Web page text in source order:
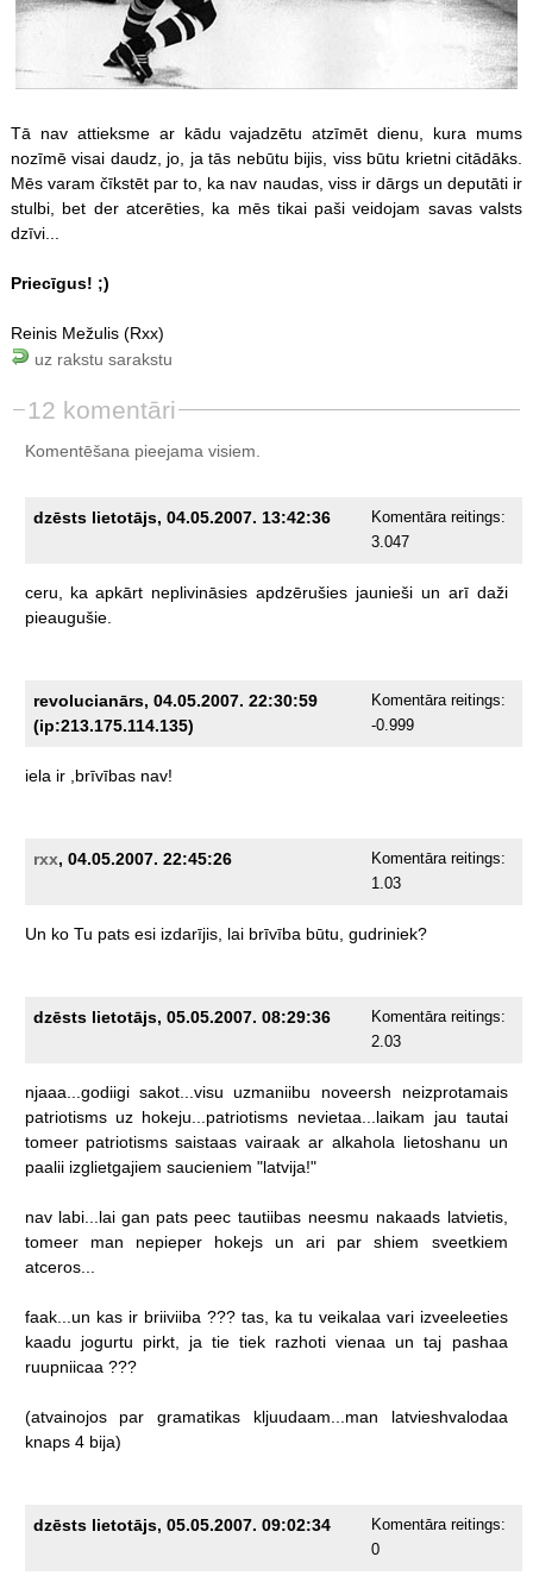
Tā nav attieksme ar kādu vajadzētu atzīmēt dienu, kura mums
nozīmē visai daudz, jo, ja tās nebūtu bijis, viss būtu krietni citādāks.
Mēs varam čīkstēt par to, ka nav naudas, viss ir dārgs un deputāti ir
stulbi, bet der atcerēties, ka mēs tikai paši veidojam savas valsts
dzīvi...
Priecīgus! ;)
Reinis Mežulis (Rxx)
uz rakstu sarakstu
12 komentāri
Komentēšana pieejama visiem.
dzēsts lietotājs, 04.05.2007. 13:42:36
Komentāra reitings:
3.047
ceru, ka apkārt neplivināsies apdzērušies jaunieši un arī daži
pieaugušie.
revolucianārs, 04.05.2007. 22:30:59
(ip:213.175.114.135)
Komentāra reitings:
-0.999
iela ir ,brīvības nav!
rxx, 04.05.2007. 22:45:26
Komentāra reitings:
1.03
Un ko Tu pats esi izdarījis, lai brīvība būtu, gudriniek?
dzēsts lietotājs, 05.05.2007. 08:29:36
Komentāra reitings:
2.03
njaaa...godiigi sakot...visu uzmaniibu noveersh
neizprotamais
patriotisms uz hokeju...patriotisms nevietaa...laikam jau tautai
tomeer patriotisms saistaas vairaak ar alkahola lietoshanu un
paalii izglietgajiem saucieniem "latvija!"
nav labi...lai gan pats peec tautiibas neesmu nakaads latvietis,
tomeer
man nepieper hokejs un ari par shiem
sveetkiem
atceros...
faak...un kas ir briiviiba ??? tas, ka tu veikalaa vari izveeleeties
kaadu
jogurtu pirkt, ja tie tiek razhoti vienaa un taj
pashaa
ruupniicaa ???
(atvainojos par gramatikas kljuudaam...man
latvieshvalodaa
knaps 4 bija)
dzēsts lietotājs, 05.05.2007. 09:02:34
Komentāra reitings:
0